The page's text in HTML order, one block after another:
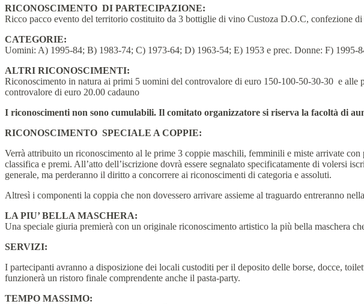
RICONOSCIMENTO DI PARTECIPAZIONE:
Ricco pacco evento del territorio costituito da 3 bottiglie di vino Custoza D.O.C, confezione
CATEGORIE:
Uomini: A) 1995-84; B) 1983-74; C) 1973-64; D) 1963-54; E) 1953 e prec. Donne: F) 1995-
ALTRI RICONOSCIMENTI:
Riconoscimento in natura ai primi 5 uomini del controvalore di euro 150-100-50-30-30 e
controvalore di euro 20.00 cadauno
I riconoscimenti non sono cumulabili. Il comitato organizzatore si riserva la facoltà di
RICONOSCIMENTO SPECIALE A COPPIE:
Verrà attribuito un riconoscimento al le prime 3 coppie maschili, femminili e miste arrivate
classifica e premi. All’atto dell’iscrizione dovrà essere segnalato specificatamente di volersi
generale, ma perderanno il diritto a concorrere ai riconoscimenti di categoria e assoluti.
Altresì i componenti la coppia che non dovessero arrivare assieme al traguardo entreranno
LA PIU’ BELLA MASCHERA:
Una speciale giuria premierà con un originale riconoscimento artistico la più bella maschera
SERVIZI:
I partecipanti avranno a disposizione dei locali custoditi per il deposito delle borse, docce,
funzionerà un ristoro finale comprendente anche il pasta-party.
TEMPO MASSIMO: